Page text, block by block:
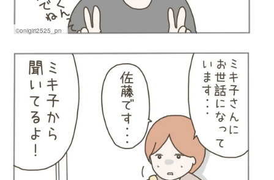
©onigiri2525_pn